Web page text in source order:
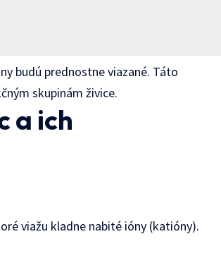
budú prednostne viazané. Táto
skupinám živice.
a ich
viažu kladne nabité ióny (katióny).